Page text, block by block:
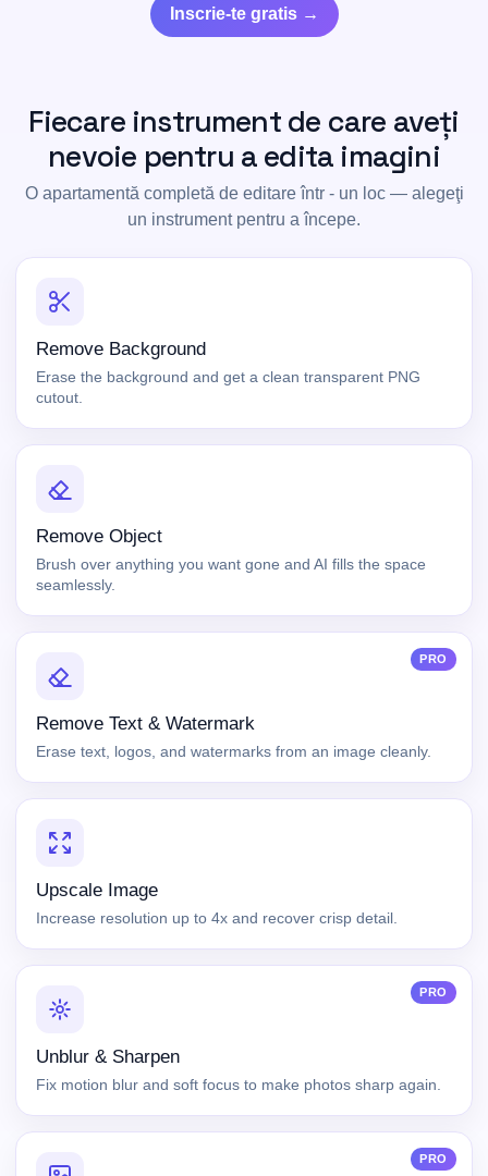
Inscrie-te gratis →
Fiecare instrument de care aveți
nevoie pentru a edita imagini
O apartamentă completă de editare într - un loc — alegeţi
un instrument pentru a începe.
Remove Background
Erase the background and get a clean transparent PNG
cutout.
Remove Object
Brush over anything you want gone and AI fills the space
seamlessly.
PRO
Remove Text & Watermark
Erase text, logos, and watermarks from an image cleanly.
Upscale Image
Increase resolution up to 4x and recover crisp detail.
PRO
Unblur & Sharpen
Fix motion blur and soft focus to make photos sharp again.
PRO